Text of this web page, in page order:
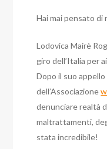
Hai mai pensato di
Lodovica Mairè
giro dell’Italia per
Dopo il suo
dell’Associazione
denunciare realtà
maltrattamenti,
stata incredibile!